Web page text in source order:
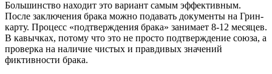
Большинство находит это вариант самым эффективным.
После заключения брака можно подавать документы на Грин-
карту. Процесс «подтверждения брака» занимает 8-12 месяцев.
В кавычках, потому что это не просто подтверждение союза, а
проверка на наличие чистых и правдивых значений
фиктивности брака.